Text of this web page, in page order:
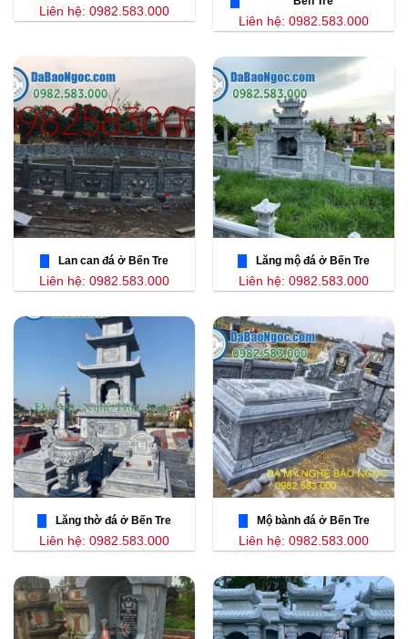
Liên hệ: 0982.583.000
Liên hệ: 0982.583.000
Lan can đá ở Bến Tre
Liên hệ: 0982.583.000
Lăng mộ đá ở Bến Tre
Liên hệ: 0982.583.000
Lăng thờ đá ở Bến Tre
Liên hệ: 0982.583.000
Mộ bành đá ở Bến Tre
Liên hệ: 0982.583.000